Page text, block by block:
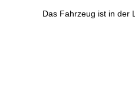
Das Fahrzeug ist in der